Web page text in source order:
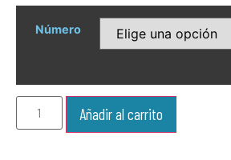
Número
Añadir al carrito